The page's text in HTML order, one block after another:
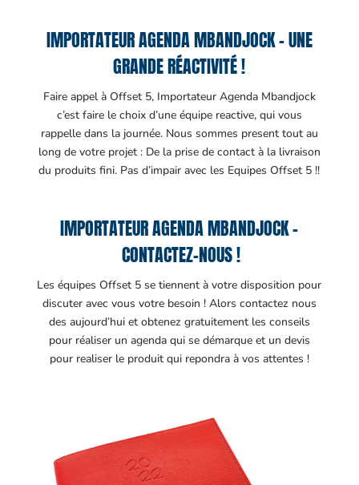
IMPORTATEUR AGENDA MBANDJOCK – UNE
GRANDE RÉACTIVITÉ !
Faire appel à Offset 5, Importateur Agenda Mbandjock
c’est faire le choix d’une équipe reactive, qui vous
rappelle dans la journée. Nous sommes present tout au
long de votre projet : De la prise de contact à la livraison
du produits fini. Pas d’impair avec les Equipes Offset 5 !!
IMPORTATEUR AGENDA MBANDJOCK –
CONTACTEZ-NOUS !
Les équipes Offset 5 se tiennent à votre disposition pour
discuter avec vous votre besoin ! Alors contactez nous
des aujourd’hui et obtenez gratuitement les conseils
pour réaliser un agenda qui se démarque et un devis
pour realiser le produit qui repondra à vos attentes !